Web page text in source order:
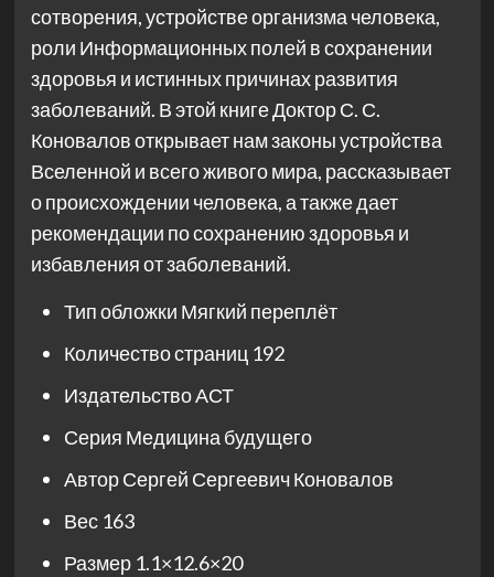
сотворения, устройстве организма человека,
роли Информационных полей в сохранении
здоровья и истинных причинах развития
заболеваний. В этой книге Доктор С. С.
Коновалов открывает нам законы устройства
Вселенной и всего живого мира, рассказывает
о происхождении человека, а также дает
рекомендации по сохранению здоровья и
избавления от заболеваний.
Тип обложки Мягкий переплёт
Количество страниц 192
ИздательствоАСТ
Серия Медицина будущего
АвторСергей Сергеевич Коновалов
Вес 163
Размер 1.1×12.6×20